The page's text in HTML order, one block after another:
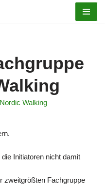
Walking
Initiatoren nicht damit
zweitgrößten Fachgruppe